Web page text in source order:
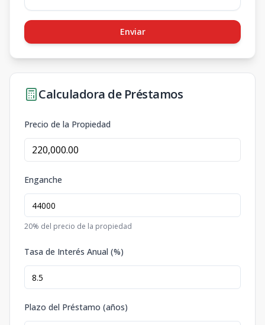
Enviar
Calculadora de Préstamos
Precio de la Propiedad
Enganche
20% del precio de la propiedad
Tasa de Interés Anual (%)
Plazo del Préstamo (años)